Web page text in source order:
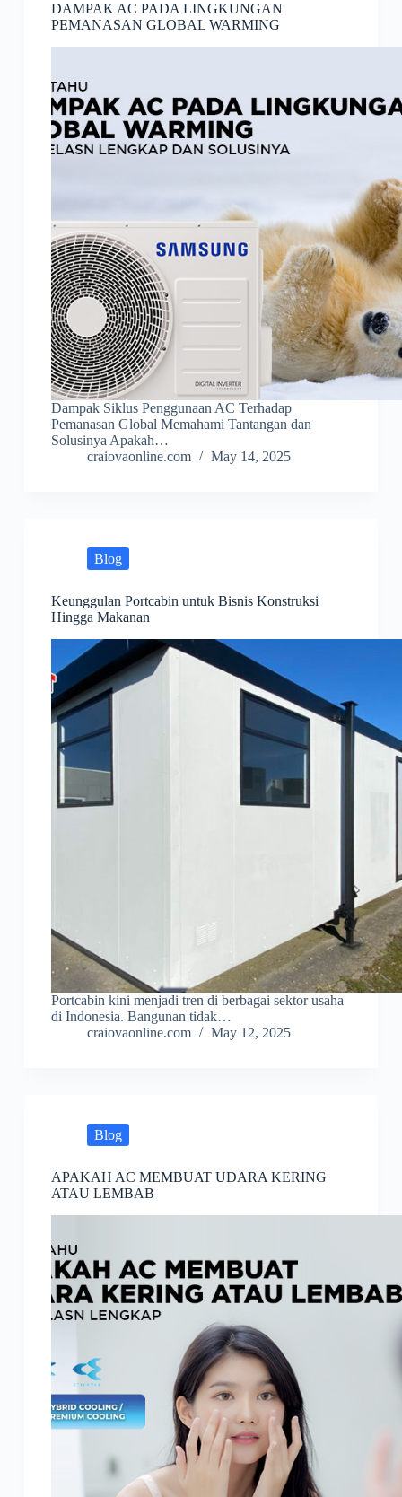
DAMPAK AC PADA LINGKUNGAN
PEMANASAN GLOBAL WARMING
Dampak Siklus Penggunaan AC Terhadap
Pemanasan Global Memahami Tantangan dan
Solusinya Apakah…
craiovaonline.com
May 14, 2025
Blog
Keunggulan Portcabin untuk Bisnis Konstruksi
Hingga Makanan
Portcabin kini menjadi tren di berbagai sektor usaha
di Indonesia. Bangunan tidak…
craiovaonline.com
May 12, 2025
Blog
APAKAH AC MEMBUAT UDARA KERING
ATAU LEMBAB